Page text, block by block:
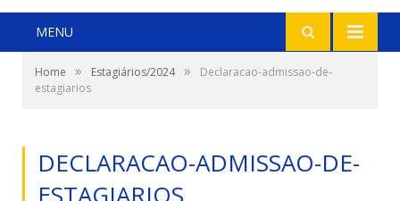
MENU
Home » Estagiários/2024 »
Declaracao-admissao-de-
estagiarios
DECLARACAO-ADMISSAO-DE-